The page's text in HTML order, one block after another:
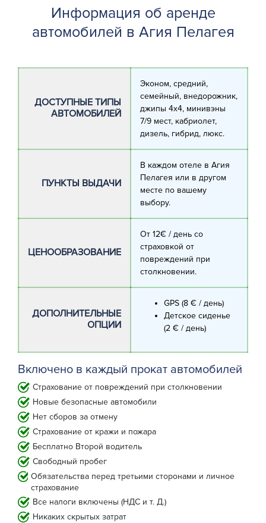
Информация об аренде
автомобилей в Агия Пелагея
ДОСТУПНЫЕ ТИПЫ
АВТОМОБИЛЕЙ
Эконом, средний,
семейный, внедорожник,
джипы 4х4, минивэны
7/9 мест, кабриолет,
дизель, гибрид, люкс.
ПУНКТЫ ВЫДАЧИ
В каждом отеле в Агия
Пелагея или в другом
месте по вашему
выбору.
ЦЕНООБРАЗОВАНИЕ
От 12€ / день со
страховкой от
повреждений при
столкновении.
ДОПОЛНИТЕЛЬНЫЕ
ОПЦИИ
GPS (8 € / день)
Детское сиденье
(2 € / день)
Включено в каждый прокат автомобилей
Страхование от повреждений при столкновении
Новые безопасные автомобили
Нет сборов за отмену
Страхование от кражи и пожара
Бесплатно Второй водитель
Свободный пробег
Обязательства перед третьими сторонами и личное
страхование
Все налоги включены (НДС и т. Д.)
Никаких скрытых затрат